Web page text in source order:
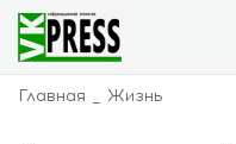
Главная Жизнь